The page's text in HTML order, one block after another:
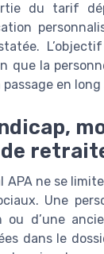
du tarif
que la
en long
APA ne se
Une
ou d’une
dans le